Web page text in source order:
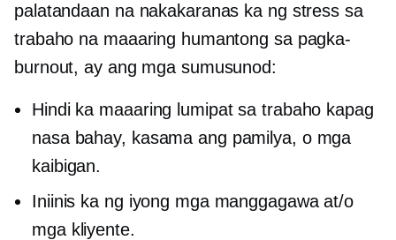
palatandaan na nakakaranas ka ng stress sa
trabaho na maaaring humantong sa pagka-
burnout, ay ang mga sumusunod:
Hindi ka maaaring lumipat sa trabaho kapag
nasa bahay, kasama ang pamilya, o mga
kaibigan.
Iniinis ka ng iyong mga manggagawa at/o
mga kliyente.